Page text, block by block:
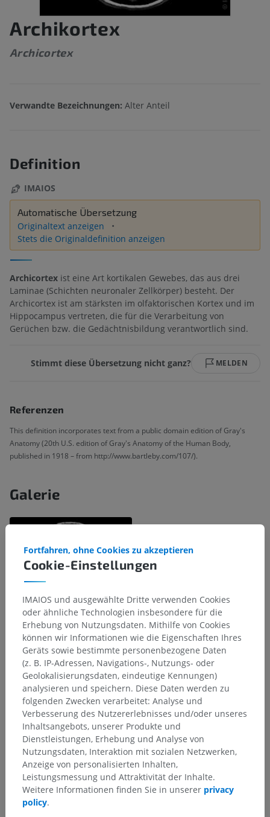
Archikortex
Archicortex
Verwandte Bezeichnungen: Alter Anteil
Definition
IMAIOS
Automatische Übersetzung
Originaltext anzeigen
Stets die Originaldefinition anzeigen
Archicortex ist eine Art kortikalen Gewebes, das aus drei
Laminae (Schichten neuronaler Zellkörper) besteht. Der
Archicortex ist am stärksten im olfaktorischen Kortex und im
Hippocampus vertreten, die für die Verarbeitung von
Gerüchen bzw. die Gedächtnisbildung verantwortlich sind.
Stimmt diese Übersetzung nicht ganz? MELDEN
Referenzen
This definition incorporates text from a public domain edition of Gray's
Anatomy (20th U.S. edition of Gray's Anatomy of the Human Body,
published in 1918 – from http://www.bartleby.com/107/).
Galerie
Anatomische Hierarchie
Anatomie des Menschen 2
Menschlicher Körper> Integrierende Systeme
Nervensystem> Zentralnervensystem> Gehirn
Großhirn> Endhirn> Hirnmantel> Hirnrinde >
Allokortex> Archikortex
Darunterliegende Strukturen:
Für dieses anatomische
Teil gibt es keine zugehörigen Strukturen
Cookie-Einstellungen
Fortfahren, ohne Cookies zu akzeptieren
IMAIOS und ausgewählte Dritte verwenden Cookies
oder ähnliche Technologien insbesondere für die
Erhebung von Nutzungsdaten. Mithilfe von Cookies
können wir Informationen wie die Eigenschaften Ihres
Geräts sowie bestimmte personenbezogene Daten
(z. B. IP-Adressen, Navigations-, Nutzungs- oder
Geolokalisierungsdaten, eindeutige Kennungen)
analysieren und speichern. Diese Daten werden zu
folgenden Zwecken verarbeitet: Analyse und
Verbesserung des Nutzererlebnisses und/oder unseres
Inhaltsangebots, unserer Produkte und
Dienstleistungen, Erhebung und Analyse von
Nutzungsdaten, Interaktion mit sozialen Netzwerken,
Anzeige von personalisierten Inhalten,
Leistungsmessung und Attraktivität der Inhalte.
Weitere Informationen finden Sie in unserer privacy
policy.